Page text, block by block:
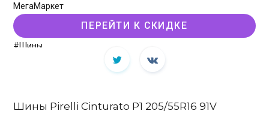
МегаМаркет
ПЕРЕЙТИ К СКИДКЕ
#Шины
Шины Pirelli Cinturato P1 205/55R16 91V